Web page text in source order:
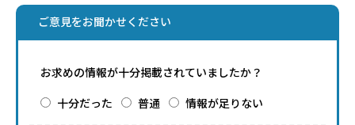
ご意見をお聞かせください
お求めの情報が十分掲載されていましたか？
十分だった
普通 情報が足りない